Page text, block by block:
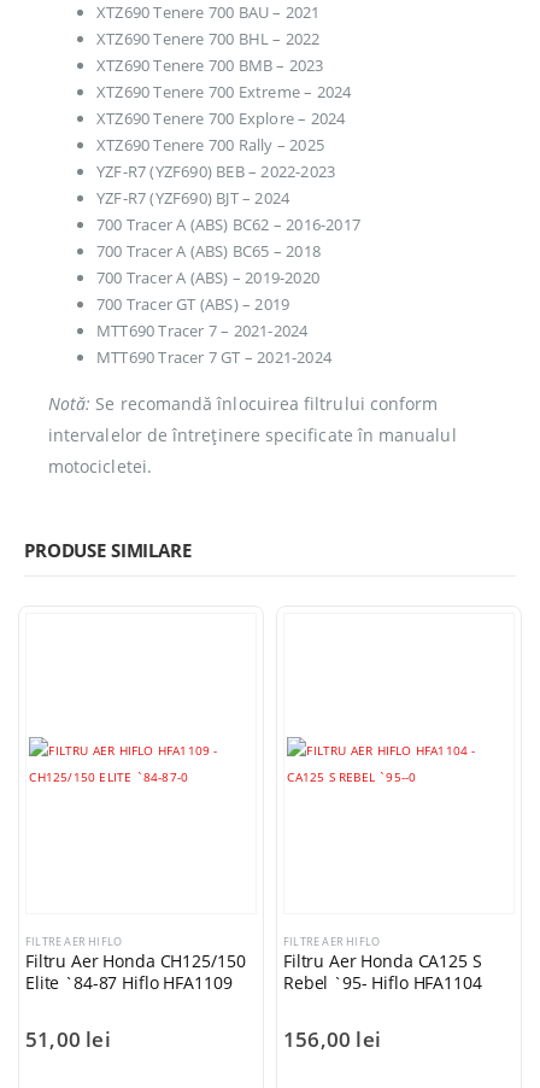
XTZ690 Tenere 700 BAU – 2021
XTZ690 Tenere 700 BHL – 2022
XTZ690 Tenere 700 BMB – 2023
XTZ690 Tenere 700 Extreme – 2024
XTZ690 Tenere 700 Explore – 2024
XTZ690 Tenere 700 Rally – 2025
YZF-R7 (YZF690) BEB – 2022-2023
YZF-R7 (YZF690) BJT – 2024
700 Tracer A (ABS) BC62 – 2016-2017
700 Tracer A (ABS) BC65 – 2018
700 Tracer A (ABS) – 2019-2020
700 Tracer GT (ABS) – 2019
MTT690 Tracer 7 – 2021-2024
MTT690 Tracer 7 GT – 2021-2024
Notă: Se recomandă înlocuirea filtrului conform
intervalelor de întreținere specificate în manualul
motocicletei.
PRODUSE SIMILARE
FILTRE AER HIFLO
Filtru Aer Honda CH125/150
Elite `84-87 Hiflo HFA1109
51,00 lei
FILTRE AER HIFLO
Filtru Aer Honda CA125 S
Rebel `95- Hiflo HFA1104
156,00 lei